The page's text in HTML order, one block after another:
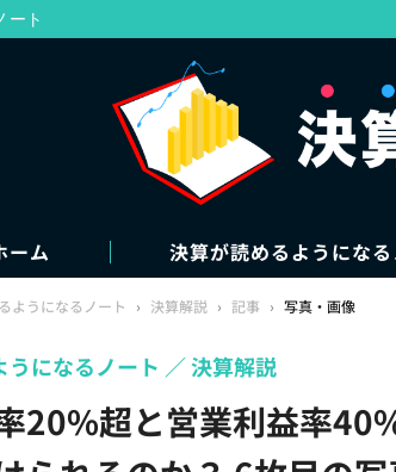
ーム 決算が読めるようになる
ようになるノート › 決算解説 › 記事 › 写真・画像
20%超と営業利益率
になるノート 決算解説
ート